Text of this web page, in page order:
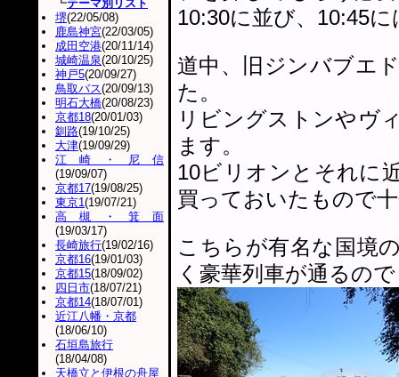
10:30に並び、10:45に
道中、旧ジンバブエ
た。
リビングストンやヴ
ます。
10ビリオンとそれに
買っておいたもので
こちらが有名な国境
く豪華列車が通るの
┗テーマ別リスト
堺(22/05/08)
鹿島神宮(22/03/05)
成田空港(20/11/14)
城崎温泉(20/10/25)
神戸5(20/09/27)
鳥取バス(20/09/13)
明石大橋(20/08/23)
京都18(20/01/03)
釧路(19/10/25)
大津(19/09/29)
江崎・尼信
(19/09/07)
京都17(19/08/25)
東京1(19/07/21)
高槻・箕面
(19/03/17)
長崎旅行(19/02/16)
京都16(19/01/03)
京都15(18/09/02)
四日市(18/07/21)
京都14(18/07/01)
近江八幡・京都
(18/06/10)
石垣島旅行
(18/04/08)
天橋立と伊根の舟屋